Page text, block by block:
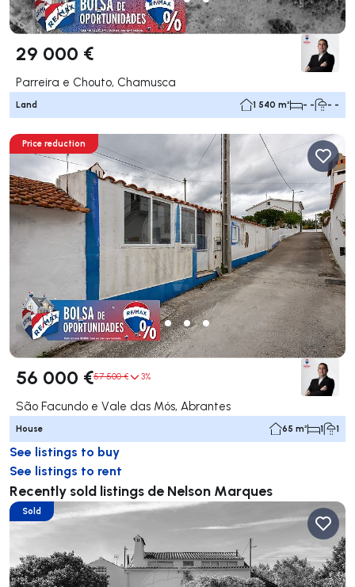
29 000 €
Parreira e Chouto, Chamusca
Land 1 540 m² - - - -
Price reduction
56 000 €57 500 € 3%
São Facundo e Vale das Mós, Abrantes
House 65 m² 1 1
See listings to buy
See listings to rent
Recently sold listings de Nelson Marques
Sold